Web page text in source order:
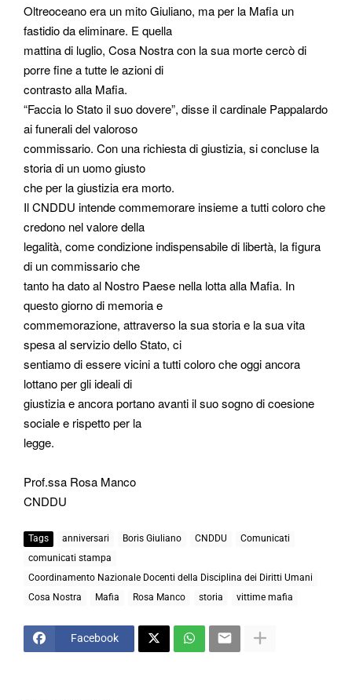
Oltreoceano era un mito Giuliano, ma per la Mafia un
fastidio da eliminare. E quella
mattina di luglio, Cosa Nostra con la sua morte cercò di
porre fine a tutte le azioni di
contrasto alla Mafia.
“Faccia lo Stato il suo dovere”, disse il cardinale Pappalardo
ai funerali del valoroso
commissario. Con una richiesta di giustizia, si concluse la
storia di un uomo giusto
che per la giustizia era morto.
Il CNDDU intende commemorare insieme a tutti coloro che
credono nel valore della
legalità, come condizione indispensabile di libertà, la figura
di un commissario che
tanto ha dato al Nostro Paese nella lotta alla Mafia. In
questo giorno di memoria e
commemorazione, attraverso la sua storia e la sua vita
spesa al servizio dello Stato, ci
sentiamo di essere vicini a tutti coloro che oggi ancora
lottano per gli ideali di
giustizia e ancora portano avanti il suo sogno di coesione
sociale e rispetto per la
legge.
Prof.ssa Rosa Manco
CNDDU
Tags anniversari Boris Giuliano CNDDU
Comunicati
comunicati stampa
Coordinamento Nazionale Docenti della Disciplina dei Diritti Umani
Cosa Nostra
Mafia Rosa Manco storia vittime mafia
Facebook